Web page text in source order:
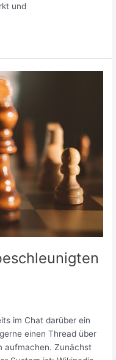
und
im Chat darüber ein
einen Thread über
aufmachen. Zunächst